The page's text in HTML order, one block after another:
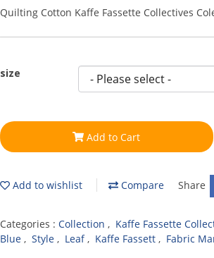
Quilting Cotton Kaffe Fassette Collectives
size
Add to Cart
Add to wishlist Compare Share
Categories : Collection , Kaffe Fassette
Blue , Style , Leaf , Kaffe Fassett , Fabric